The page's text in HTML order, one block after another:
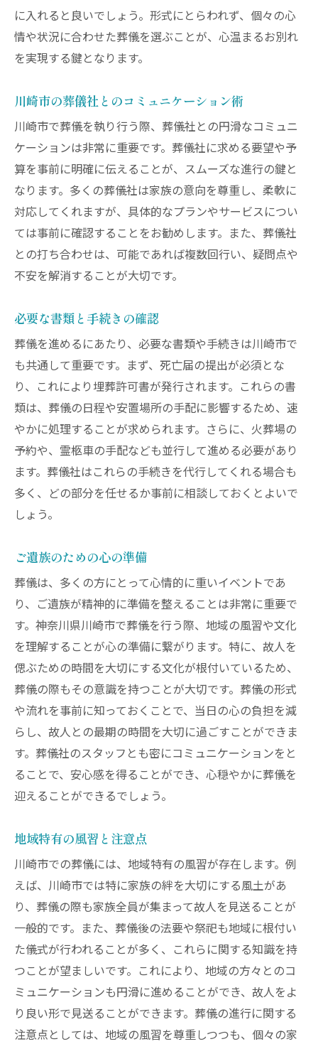
予約から当日までの流れ
アクセスの良さから選ぶ斎場
設備とサービス内容の比較方法
口コミや評判を活用した斎場選び
川崎市の葬儀文化が教えてくれる安心の手続き
地域特有の葬儀作法とその意味
手続きに必要な書類と取得方法
地元の葬儀社が提供するサポート内容
安心して任せられる葬儀の流れ
アフターフォローの重要性
地域住民の声を活かした手続き改善
点
初心者でも分かる葬儀準備の手順
注意すべき点とトラブル回避法
葬儀経験者が語る成功のコツ
川崎市での葬儀費用の内訳
葬儀後に必要な手続きの流れ
特に気をつけるべき法律事項
スムーズな進行のための川崎市葬儀のよくある
疑問解決
参列者からの質問対応例
葬儀の準備期間に関する疑問
葬儀中のトラブル対処法
葬儀費用に関する誤解を解く
各宗教の葬儀形式の違いと注意点
葬儀後の手続きも安心な川崎市の特徴と支援
葬儀後に必要な手続きリスト
遺族への支援サービス紹介
川崎市の行政サービスの利用法
葬儀後の心のケアの重要性
法要の準備と進め方
に入れると良いでしょう。形式にとらわれず、個々の心
情や状況に合わせた葬儀を選ぶことが、心温まるお別れ
を実現する鍵となります。
川崎市の葬儀社とのコミュニケーション術
川崎市で葬儀を執り行う際、葬儀社との円滑なコミュニ
ケーションは非常に重要です。葬儀社に求める要望や予
算を事前に明確に伝えることが、スムーズな進行の鍵と
なります。多くの葬儀社は家族の意向を尊重し、柔軟に
対応してくれますが、具体的なプランやサービスについ
ては事前に確認することをお勧めします。また、葬儀社
との打ち合わせは、可能であれば複数回行い、疑問点や
不安を解消することが大切です。
必要な書類と手続きの確認
葬儀を進めるにあたり、必要な書類や手続きは川崎市で
も共通して重要です。まず、死亡届の提出が必須とな
り、これにより埋葬許可書が発行されます。これらの書
類は、葬儀の日程や安置場所の手配に影響するため、速
やかに処理することが求められます。さらに、火葬場の
予約や、霊柩車の手配なども並行して進める必要があり
ます。葬儀社はこれらの手続きを代行してくれる場合も
多く、どの部分を任せるか事前に相談しておくとよいで
しょう。
ご遺族のための心の準備
葬儀は、多くの方にとって心情的に重いイベントであ
り、ご遺族が精神的に準備を整えることは非常に重要で
す。神奈川県川崎市で葬儀を行う際、地域の風習や文化
を理解することが心の準備に繋がります。特に、故人を
偲ぶための時間を大切にする文化が根付いているため、
葬儀の際もその意識を持つことが大切です。葬儀の形式
や流れを事前に知っておくことで、当日の心の負担を減
らし、故人との最期の時間を大切に過ごすことができま
す。葬儀社のスタッフとも密にコミュニケーションをと
ることで、安心感を得ることができ、心穏やかに葬儀を
迎えることができるでしょう。
地域特有の風習と注意点
川崎市での葬儀には、地域特有の風習が存在します。例
えば、川崎市では特に家族の絆を大切にする風土があ
り、葬儀の際も家族全員が集まって故人を見送ることが
一般的です。また、葬儀後の法要や祭祀も地域に根付い
た儀式が行われることが多く、これらに関する知識を持
つことが望ましいです。これにより、地域の方々とのコ
ミュニケーションも円滑に進めることができ、故人をよ
り良い形で見送ることができます。葬儀の進行に関する
注意点としては、地域の風習を尊重しつつも、個々の家